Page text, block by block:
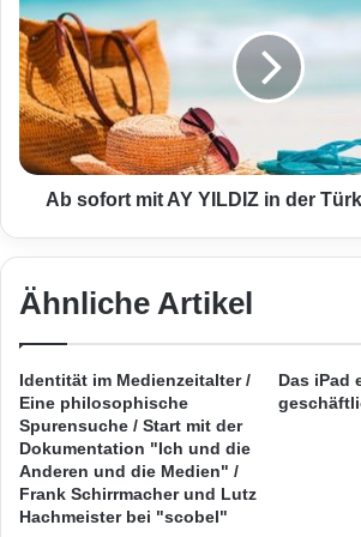
Allianz SE sowie
Geschäftsführer der Deutschen
Erfahrungen, Trends und
der Digitalisierung.
ü
r
N
e
t
z
e
2
u
n
d
E
-
P
l
u
s
s
o
f
o
r
t
m
Y
L
D
I
Z
i
n
d
e
Ab sofort mit AY YILDIZ in der
Ähnliche Artikel
Identität im Medienzeitalter /
Eine philosophische
Spurensuche / Start mit der
Dokumentation "Ich und die
Anderen und die Medien" /
Frank Schirrmacher und Lutz
Hachmeister bei "scobel"
Das iPad